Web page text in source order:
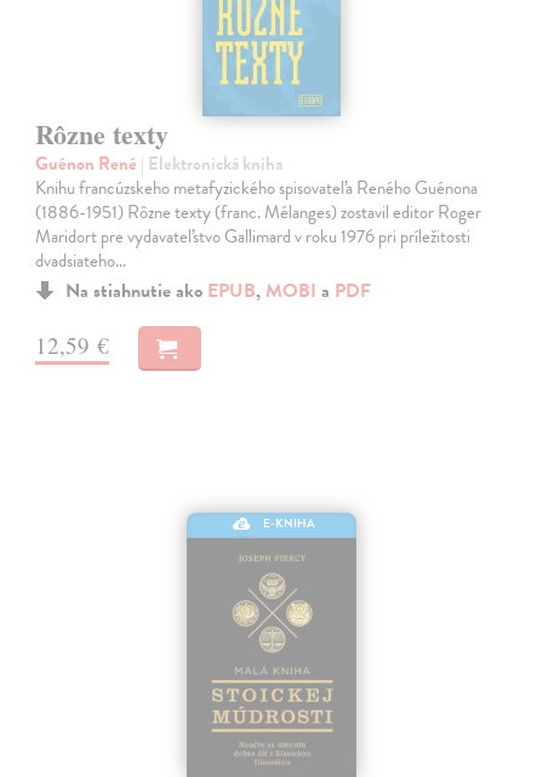
Rôzne texty
Guénon René | Elektronická kniha
Knihu francúzskeho metafyzického spisovateľa Reného Guénona
(1886-1951) Rôzne texty (franc. Mélanges) zostavil editor Roger
Maridort pre vydavateľstvo Gallimard v roku 1976 pri príležitosti
dvadsiateho…
Na stiahnutie ako EPUB, MOBI a PDF
12,59 €
E-KNIHA